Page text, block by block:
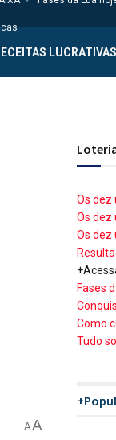
LUCRATIVAS
AA
Os dez
Os dez
Os dez
Fases
Como
Tudo